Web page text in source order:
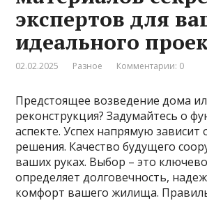
экспертов для
идеального
02.02.2025 Разное Комментарии: 0
Предстоящее возведение дома
реконструкция? Задумайтесь о
аспекте. Успех напрямую зависит
решения. Качество будущего
ваших руках. Выбор – это
определяет долговечность,
комфорт вашего жилища.